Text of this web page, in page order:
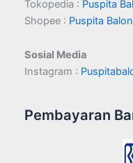
Tokopedia : Puspita
Shopee : Puspita Balon
Sosial Media
Instagram :
Pembayaran